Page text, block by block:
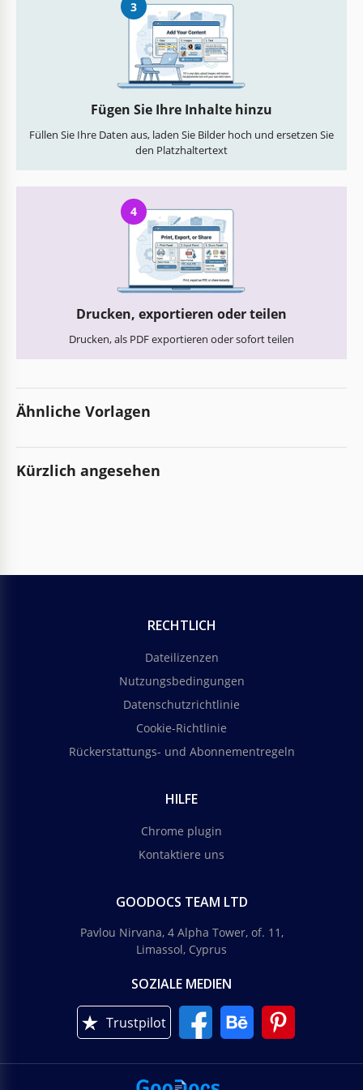
3
Fügen Sie Ihre Inhalte hinzu
Füllen Sie Ihre Daten aus, laden Sie Bilder hoch und ersetzen Sie
den Platzhaltertext
4
Drucken, exportieren oder teilen
Drucken, als PDF exportieren oder sofort teilen
Ähnliche Vorlagen
Kürzlich angesehen
RECHTLICH
Dateilizenzen
Nutzungsbedingungen
Datenschutzrichtlinie
Cookie-Richtlinie
Rückerstattungs- und Abonnementregeln
HILFE
Chrome plugin
Kontaktiere uns
GOODOCS TEAM LTD
Pavlou Nirvana, 4 Alpha Tower, of. 11,
Limassol, Cyprus
SOZIALE MEDIEN
Trustpilot